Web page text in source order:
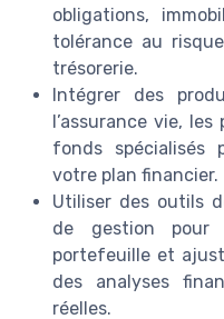
obligations,
tolérance au
trésorerie.
Intégrer des
l’assurance vie, les
fonds spécialisés
votre plan financier.
Utiliser des outils
de gestion pour
portefeuille et
des analyses
réelles.